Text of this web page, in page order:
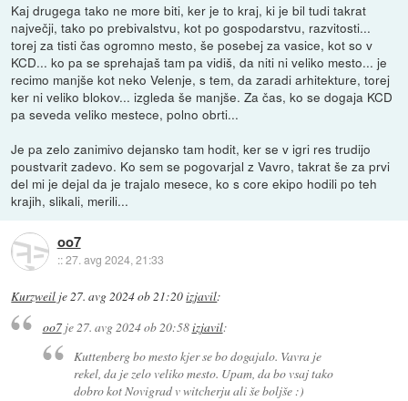
Kaj drugega tako ne more biti, ker je to kraj, ki je bil tudi takrat
največji, tako po prebivalstvu, kot po gospodarstvu, razvitosti...
torej za tisti čas ogromno mesto, še posebej za vasice, kot so v
KCD... ko pa se sprehajaš tam pa vidiš, da niti ni veliko mesto... je
recimo manjše kot neko Velenje, s tem, da zaradi arhitekture, torej
ker ni veliko blokov... izgleda še manjše. Za čas, ko se dogaja KCD
pa seveda veliko mestece, polno obrti...
Je pa zelo zanimivo dejansko tam hodit, ker se v igri res trudijo
poustvarit zadevo. Ko sem se pogovarjal z Vavro, takrat še za prvi
del mi je dejal da je trajalo mesece, ko s core ekipo hodili po teh
krajih, slikali, merili...
oo7
::27. avg 2024, 21:33
Kurzweil je27. avg 2024 ob 21:20izjavil:
oo7je 27. avg 2024 ob 20:58izjavil:
Kuttenberg bo mesto kjer se bo dogajalo. Vavra je
rekel, da je zelo veliko mesto. Upam, da bo vsaj tako
dobro kot Novigrad v witcherju ali še boljše :)